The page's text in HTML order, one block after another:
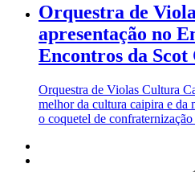
Orquestra de
apresentação no
Encontros da
Orquestra de Violas Cultura
melhor da cultura caipira e da
o coquetel de